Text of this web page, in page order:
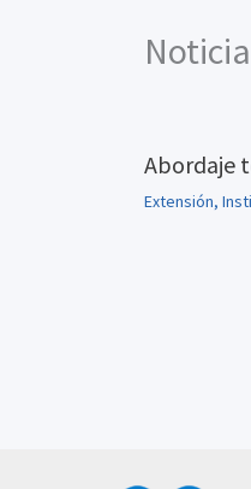
Abordaje
Extensión,